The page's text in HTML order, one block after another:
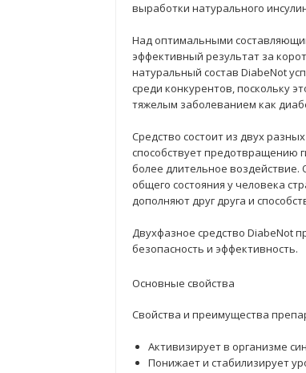
выработки натурального
Над оптимальными
эффективный результат за
натуральный состав DiabeNot
среди конкурентов, поскольку
тяжелым заболеванием как
Средство состоит из двух
способствует предотвращению
более длительное воздействие.
общего состояния у человека
дополняют друг друга и
Двухфазное средство DiabeNot
безопасность и эффективность.
Основные свойства
Свойства и преимущества
Активизирует в организме
Понижает и стабилизирует